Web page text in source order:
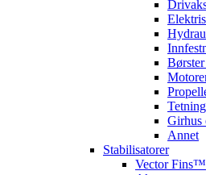
Girhus
Annet
Stabilisatorer
Vector Fins™